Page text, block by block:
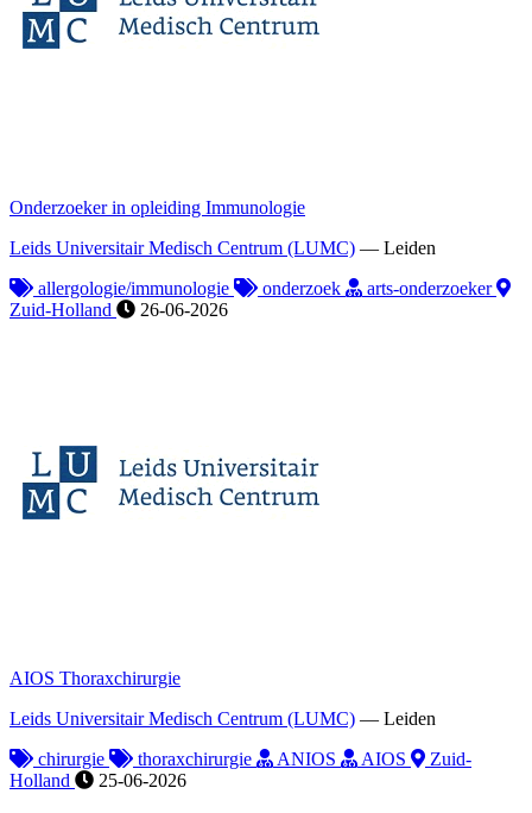
Onderzoeker in opleiding Immunologie
Leids Universitair Medisch Centrum (LUMC) — Leiden
allergologie/immunologie
onderzoek
arts-onderzoeker
Zuid-Holland
26-06-2026
AIOS Thoraxchirurgie
Leids Universitair Medisch Centrum (LUMC) — Leiden
chirurgie
thoraxchirurgie ANIOS AIOS
Zuid-
Holland
25-06-2026